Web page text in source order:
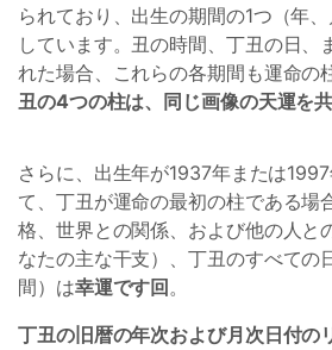
られており、出生の期間の1つ（年
しています。丑の時間、丁丑の日、
れた場合、これらの各期間も運命の
丑の4つの柱は、同じ画像の天運を
さらに、出生年が1937年または
て、丁丑が運命の最初の柱である場
格、世界との関係、および他の人と
なたの主な干支）、丁丑のすべての
間）は幸運です回 。
丁丑の旧暦の年次および月次日付の